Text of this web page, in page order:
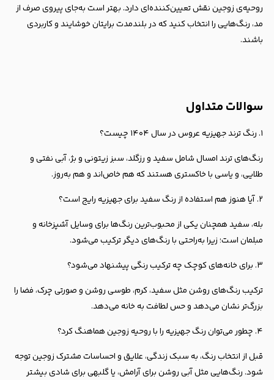
روحیه‌ی زوجین نقش تعیین‌کننده‌ای دارد. بهتر است به‌جای پیروی صرف از
مد، رنگ‌هایی را انتخاب کنید که در بلندمدت برایتان خوشایند و کاربردی
باشند.
سوالات متداول
۱. رنگ ترند جهیزیه عروس در سال ۱۴۰۴ چیست؟
رنگ‌های ترند امسال شامل سفید و رزگلد، سبز زیتونی و بژ، آبی نفتی و
طلایی، و یاسی با خاکستری هستند که هم خاص‌اند و هم به‌روز.
۲. آیا هنوز هم استفاده از رنگ سفید برای جهیزیه رایج است؟
بله، سفید همچنان یکی از محبوب‌ترین رنگ‌ها برای وسایل آشپزخانه و
مبلمان است؛ زیرا به‌راحتی با رنگ‌های دیگر ترکیب می‌شود.
۳. برای خانه‌های کوچک چه ترکیب رنگی پیشنهاد می‌شود؟
ترکیب رنگ‌های روشن مثل سفید، کرم، طوسی روشن و صورتی چرک، فضا را
بزرگ‌تر نشان می‌دهد و حس لطافت به خانه می‌دهد.
۴. چطور می‌توان رنگ جهیزیه را با روحیه زوجین هماهنگ کرد؟
قبل از انتخاب رنگ، به سبک زندگی، علایق و احساسات مشترک زوجین توجه
شود. رنگ‌هایی مثل آبی روشن برای آرامش، یا گلبهی برای شادی بیشتر